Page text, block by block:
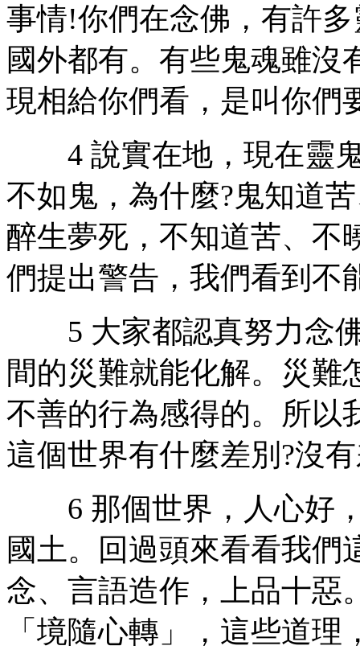
事情!你們在念佛，有許
國外都有。有些鬼魂雖沒
現相給你們看，是叫你們
4 說實在地，現在靈鬼
不如鬼，為什麼?鬼知道
醉生夢死，不知道苦、不
們提出警告，我們看到不
5 大家都認真努力念佛
間的災難就能化解。災難
不善的行為感得的。所以
這個世界有什麼差別?沒
6 那個世界，人心好，
國土。回過頭來看看我們
念、言語造作，上品十惡
「境隨心轉」，這些道